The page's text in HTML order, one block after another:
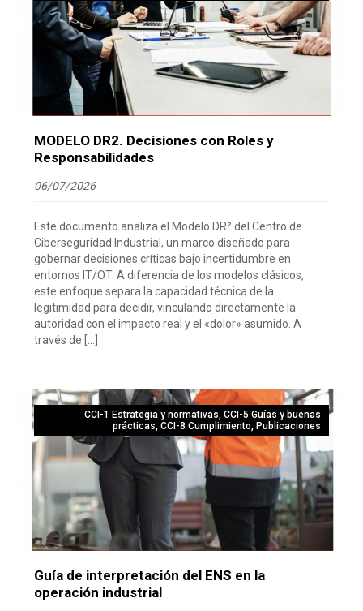
MODELO DR2. Decisiones con Roles y
Responsabilidades
06/07/2026
Este documento analiza el Modelo DR² del Centro de
Ciberseguridad Industrial, un marco diseñado para
gobernar decisiones críticas bajo incertidumbre en
entornos IT/OT. A diferencia de los modelos clásicos,
este enfoque separa la capacidad técnica de la
legitimidad para decidir, vinculando directamente la
autoridad con el impacto real y el «dolor» asumido. A
través de […]
CCI-1 Estrategia y normativas, CCI-5 Guías y buenas
prácticas, CCI-8 Cumplimiento, Publicaciones
Guía de interpretación del ENS en la
operación industrial